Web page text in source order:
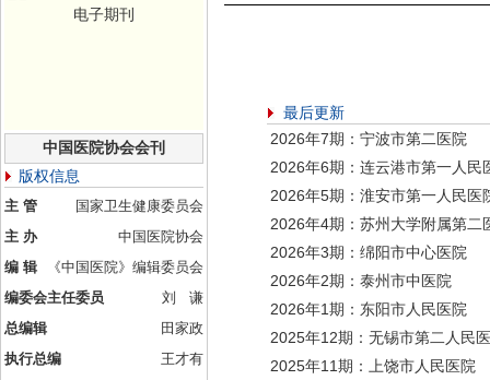
电子期刊
中国医院协会会刊
版权信息
主 管
国家卫生健康委员会
主 办
中国医院协会
编 辑
《中国医院》编辑委员会
编委会主任委员
刘 谦
总编辑
田家政
执行总编
王才有
最后更新
2026年7期：宁波市第二医院
2026年6期：连云港市第一人民
2026年5期：淮安市第一人民医
2026年4期：苏州大学附属第二
2026年3期：绵阳市中心医院
2026年2期：泰州市中医院
2026年1期：东阳市人民医院
2025年12期：无锡市第二人民
2025年11期：上饶市人民医院